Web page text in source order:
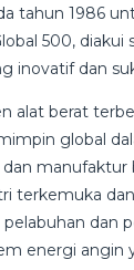
tahun 1986
500, diakui
inovatif dan
alat berat
global
manufaktur
terkemuka
dan
energi angin